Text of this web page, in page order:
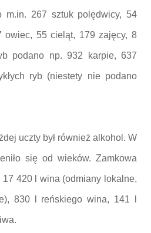
m.in. 267 sztuk polędwicy, 54
owiec, 55 cieląt, 179 zajęcy, 8
podano np. 932 karpie, 637
ryb (niestety nie podano
uczty był również alkohol. W
się od wieków. Zamkowa
17 420 l wina (odmiany lokalne,
830 l reńskiego wina, 141 l